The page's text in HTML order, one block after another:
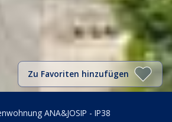
Zu Favoriten hinzufügen
ANA&JOSIP - IP38